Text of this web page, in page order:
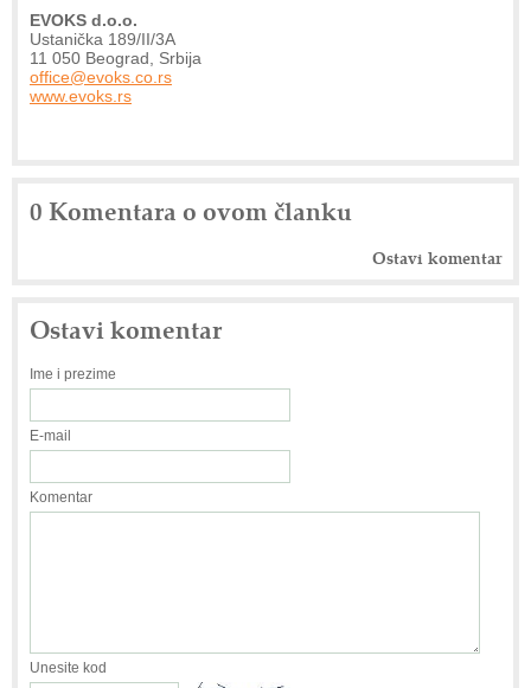
EVOKS d.o.o.
Ustanička 189/II/3A
11 050 Beograd, Srbija
office@evoks.co.rs
www.evoks.rs
0 Komentara o ovom članku
Ostavi komentar
Ostavi komentar
Ime i prezime
E-mail
Komentar
Unesite kod